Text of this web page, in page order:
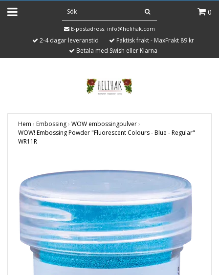
0
E-postadress: info@helihak.com
2-4 dagar leveranstid
Faktisk frakt - MaxFrakt 89 kr
Betala med Swish eller Klarna
Hem › Embossing› WOW embossingpulver›
WOW! Embossing Powder "Fluorescent Colours - Blue - Regular"
WR11R